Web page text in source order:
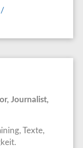
Journalist,
Texte,